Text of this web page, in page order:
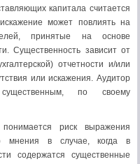
капитала считается
может повлиять на
принятые на основе
Существенность зависит от
отчетности и/или
или искажения. Аудитор
по своему
риск выражения
мнения в случае, когда в
содержатся существенные